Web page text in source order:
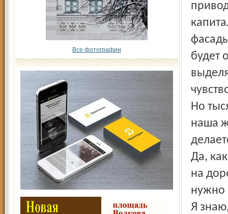
Все фотографии
будет
Но
наша
Да,
на
нужно
Я